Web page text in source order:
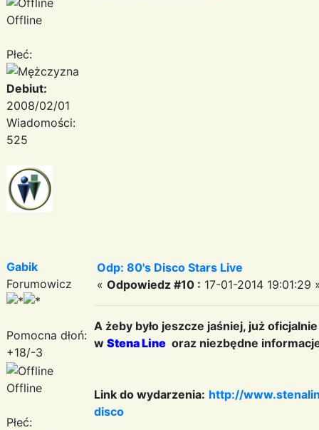
Offline
Płeć:
Debiut:
2008/02/01
Wiadomości:
525
Gabik
Forumowicz
Pomocna dłoń:
+18/-3
Offline
Płeć:
Odp: 80's Disco Stars Live
« Odpowiedz #10 : 17-01-2014 19:01:29
A żeby było jeszcze jaśniej, już oficjalnie
w Stena Line oraz niezbędne
Link do wydarzenia: http://
disco